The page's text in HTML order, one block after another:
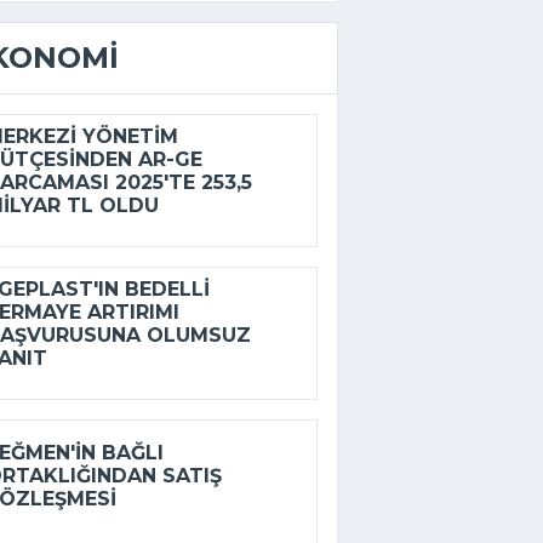
YÖNETIM
AR-GE
2025'TE 253,5
TL OLDU
BEDELLI
ARTIRIMI
OLUMSUZ
BAĞLI
SATIŞ